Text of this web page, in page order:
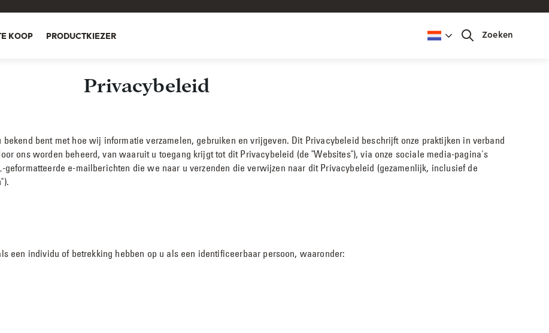
KOOP PRODUCTKIEZER Zoeken
Privacybeleid
bekend bent met hoe wij informatie verzamelen, gebruiken en vrijgeven. Dit Privacybeleid beschrijft onze praktijken in verband
ons worden beheerd, van waaruit u toegang krijgt tot dit Privacybeleid (de "Websites"), via onze sociale media-pagina's
geformatteerde e-mailberichten die we naar u verzenden die verwijzen naar dit Privacybeleid (gezamenlijk, inclusief de
een individu of betrekking hebben op u als een identificeerbaar persoon, waaronder: